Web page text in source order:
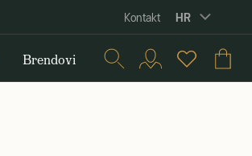
Kontakt HR
Brendovi